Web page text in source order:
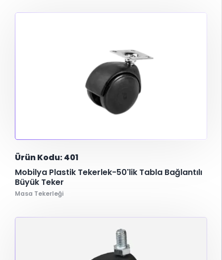
Ürün Kodu: 401
Mobilya Plastik Tekerlek-50'lik Tabla Bağlantılı
Büyük Teker
Masa Tekerleği